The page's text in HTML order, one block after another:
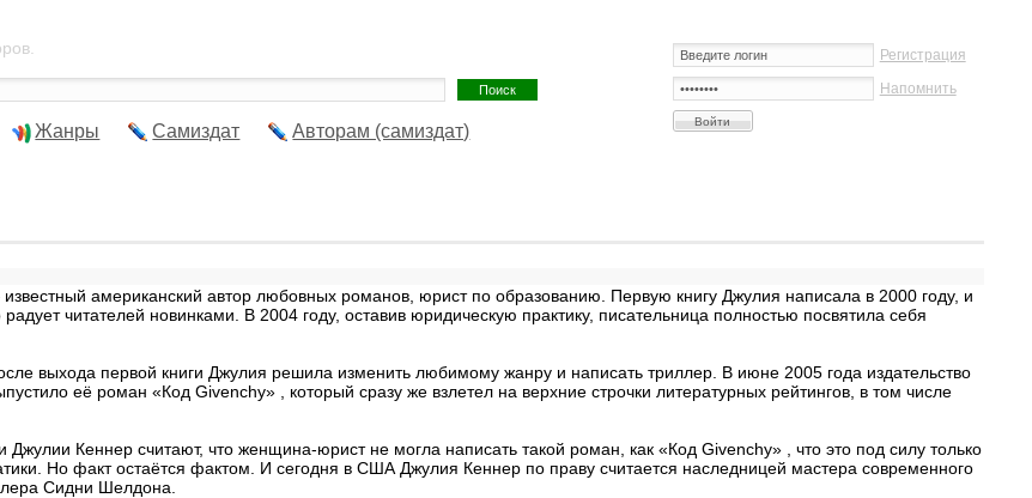
Регистрация
Напомнить
Жанры Самиздат Авторам (самиздат)
известный американский автор любовных романов, юрист по образованию. Первую книгу Джулия написала в 2000 году, и
радует читателей новинками. В 2004 году, оставив юридическую практику, писательница полностью посвятила себя
выхода первой книги Джулия решила изменить любимому жанру и написать триллер. В июне 2005 года издательство
её роман «Код Givenchy» , который сразу же взлетел на верхние строчки литературных рейтингов, в том числе
Джулии Кеннер считают, что женщина-юрист не могла написать такой роман, как «Код Givenchy» , что это под силу только
Но факт остаётся фактом. И сегодня в США Джулия Кеннер по праву считается наследницей мастера современного
Сидни Шелдона.